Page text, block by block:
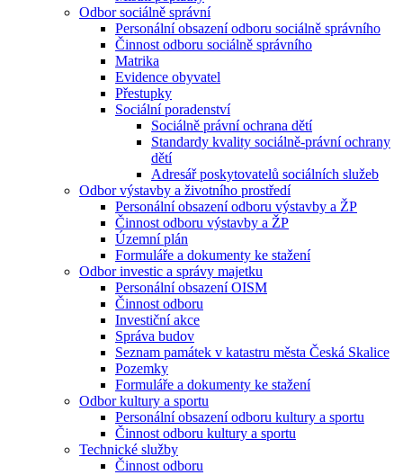
Odbor sociálně správní
Personální obsazení odboru sociálně správního
Činnost odboru sociálně správního
Matrika
Evidence obyvatel
Přestupky
Sociální poradenství
Sociálně právní ochrana dětí
Standardy kvality sociálně-právní ochrany
dětí
Adresář poskytovatelů sociálních služeb
Odbor výstavby a životního prostředí
Personální obsazení odboru výstavby a ŽP
Činnost odboru výstavby a ŽP
Územní plán
Formuláře a dokumenty ke stažení
Odbor investic a správy majetku
Personální obsazení OISM
Činnost odboru
Investiční akce
Správa budov
Seznam památek v katastru města Česká Skalice
Pozemky
Formuláře a dokumenty ke stažení
Odbor kultury a sportu
Personální obsazení odboru kultury a sportu
Činnost odboru kultury a sportu
Technické služby
Činnost odboru